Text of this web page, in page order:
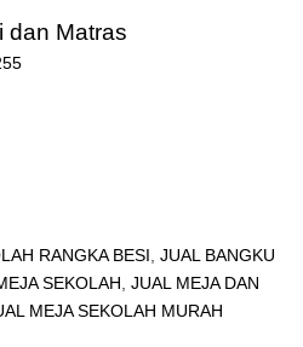
dan Matras
RANGKA BESI JUAL BANGKU
SEKOLAH JUAL MEJA DAN
MEJA SEKOLAH MURAH